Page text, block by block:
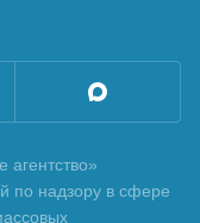
по надзору в сфере